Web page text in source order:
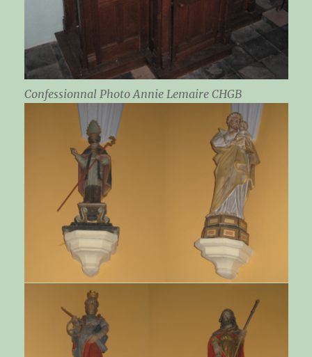
Confessionnal Photo Annie Lemaire CHGB